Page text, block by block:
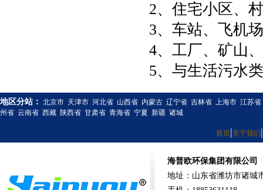
2、住宅小区、
3、车站、飞机
4、工厂、矿山
5、与生活污水
地区分站： 北京市 天津市 河北省 山西省 内蒙古 辽宁省 吉林省 上海市 江苏省
州省 云南省 西藏 陕西省 甘肃省 青海省 宁夏 新疆 诸城
首页|关于我们|
海普欧环保集团有限公司
地址：山东省潍坊市诸城